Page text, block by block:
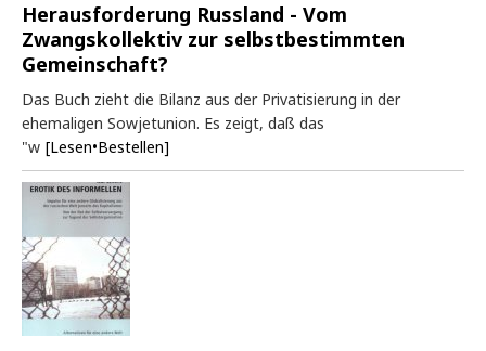
Herausforderung Russland - Vom
Zwangskollektiv zur selbstbestimmten
Gemeinschaft?
Das Buch zieht die Bilanz aus der Privatisierung in der
ehemaligen Sowjetunion. Es zeigt, daß das
"w [Lesen•Bestellen]